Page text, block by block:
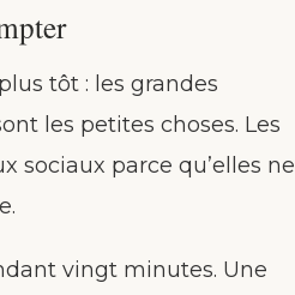
tôt : les grandes
les petites choses. Les
sociaux parce qu’elles ne
vingt minutes. Une